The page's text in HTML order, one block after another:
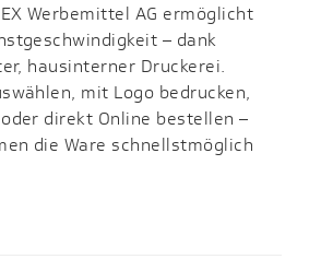
Werbemittel AG ermöglicht
– dank
haus­interner Druckerei.
mit Logo bedrucken,
direkt Online bestellen –
die Ware schnellstmöglich